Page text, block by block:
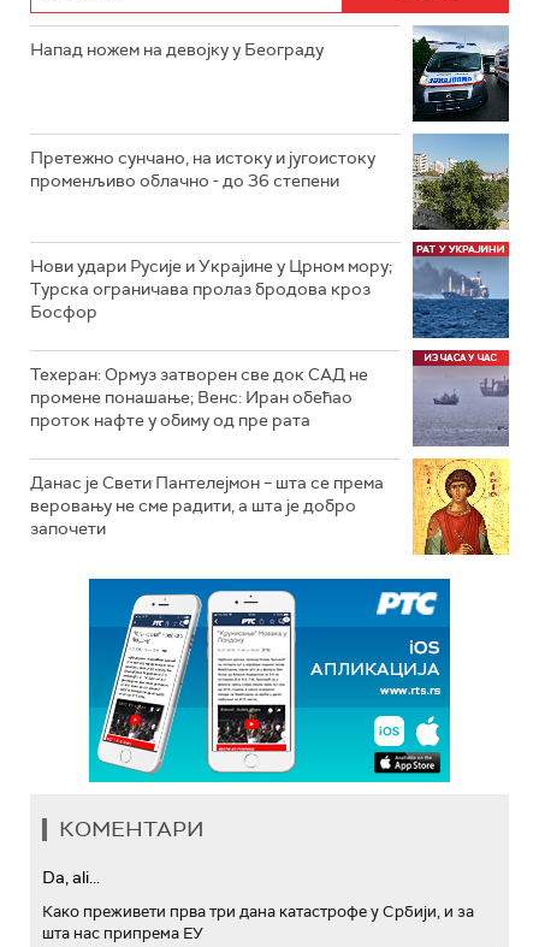
Напад ножем на девојку у Београду
Претежно сунчано, на истоку и југоистоку
променљиво облачно - до 36 степени
Нови удари Русије и Украјине у Црном мору;
Турска ограничава пролаз бродова кроз
Босфор
Техеран: Ормуз затворен све док САД не
промене понашање; Венс: Иран обећао
проток нафте у обиму од пре рата
Данас је Свети Пантелејмон – шта се према
веровању не сме радити, а шта је добро
започети
КОМЕНТАРИ
Da, ali...
Како преживети прва три дана катастрофе у Србији, и за
шта нас припрема ЕУ